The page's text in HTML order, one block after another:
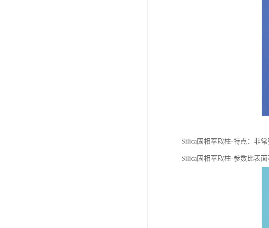
Silica固相萃取柱-特点：非
Silica固相萃取柱-参数比表